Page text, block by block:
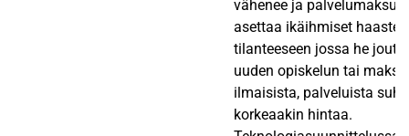
vähenee ja palvelumaksut
asettaa ikäihmiset
tilanteeseen jossa he
uuden opiskelun tai
ilmaisista, palveluista
korkeaakin hintaa.